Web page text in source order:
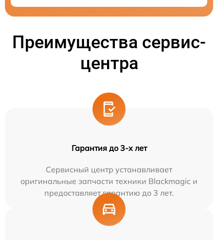
Преимущества сервис-
центра
Гарантия до 3-х лет
Сервисный центр устанавливает
оригинальные запчасти техники Blackmagic и
предоставляет гарантию до 3 лет.